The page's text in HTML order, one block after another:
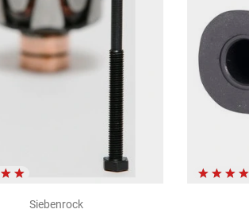
Siebenrock